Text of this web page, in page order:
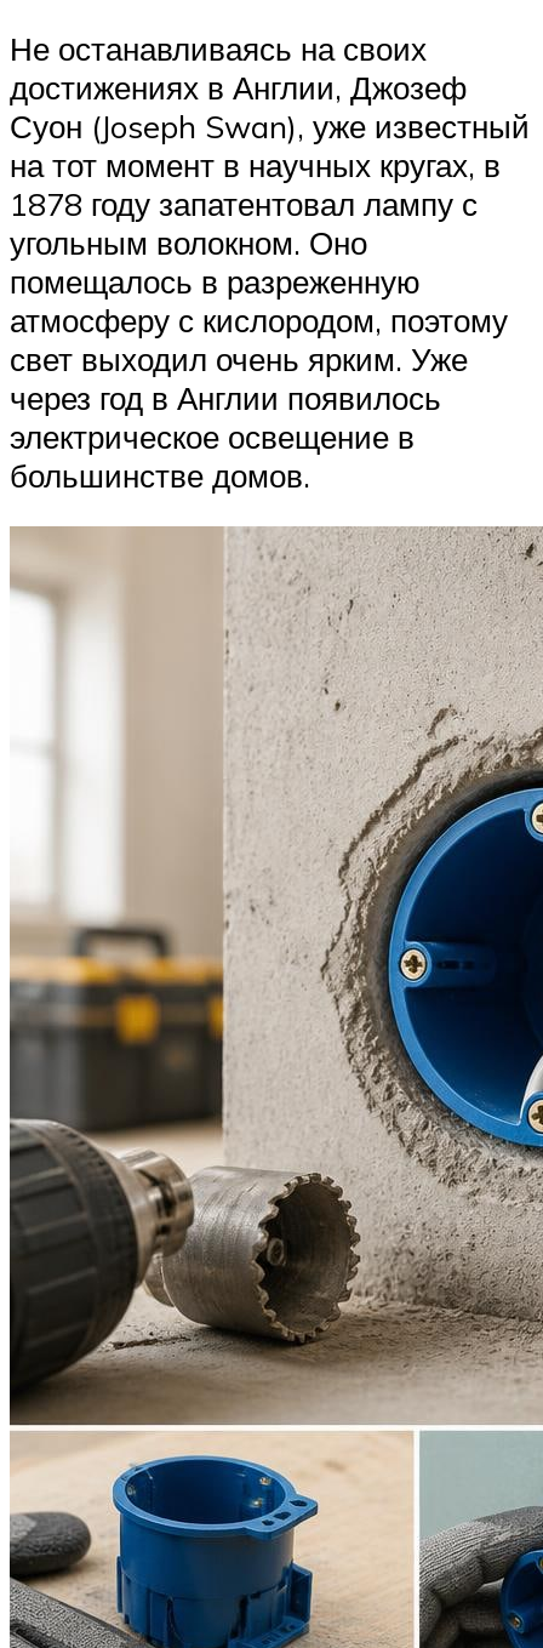
Не останавливаясь на своих
достижениях в Англии, Джозеф
Суон (Joseph Swan), уже известный
на тот момент в научных кругах, в
1878 году запатентовал лампу с
угольным волокном. Оно
помещалось в разреженную
атмосферу с кислородом, поэтому
свет выходил очень ярким. Уже
через год в Англии появилось
электрическое освещение в
большинстве домов.